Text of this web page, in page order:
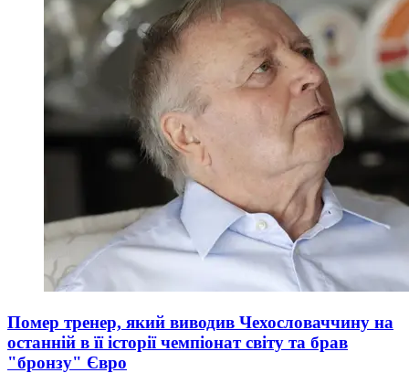
Помер тренер, який виводив Чехословаччину на
останній в її історії чемпіонат світу та брав
"бронзу" Євро